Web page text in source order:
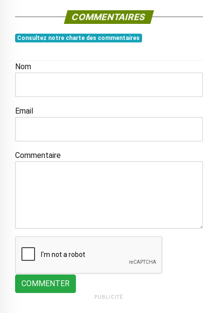
COMMENTAIRES
Consultez notre charte des commentaires
Nom
Email
Commentaire
COMMENTER
PUBLICITÉ